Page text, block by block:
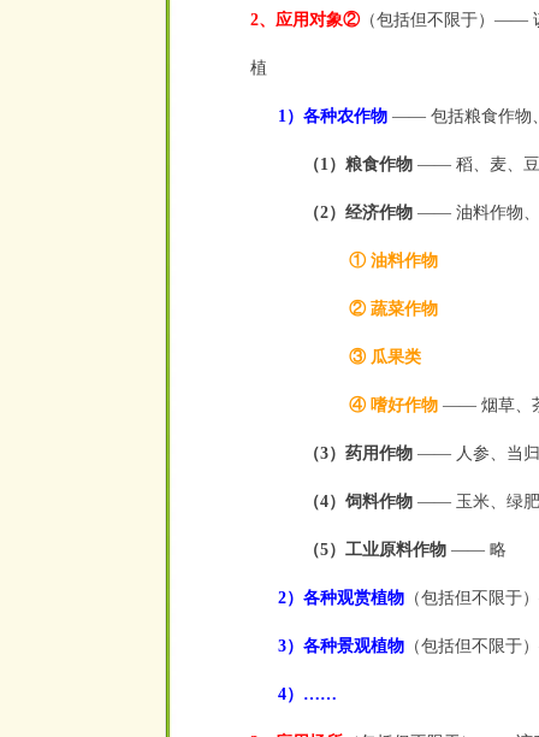
2、应用对象②（包括但不限于）——
植
1）各种农作物 —— 包括粮食作物
（1）粮食作物 —— 稻、麦、豆
（2）经济作物 —— 油料作物、
① 油料作物
② 蔬菜作物
③ 瓜果类
④ 嗜好作物 —— 烟草、
（3）药用作物 —— 人参、当
（4）饲料作物 —— 玉米、绿
（5）工业原料作物 —— 略
2）各种观赏植物 （包括但不限
3）各种景观植物 （包括但不限
4）……